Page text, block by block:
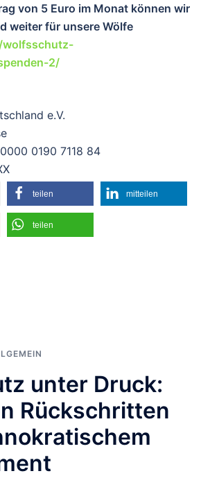
von 5 Euro im Monat können wir
weiter für unsere Wölfe
2/
e.V.
0190 7118 84
teilen mitteilen
teilen
unter Druck:
Rückschritten